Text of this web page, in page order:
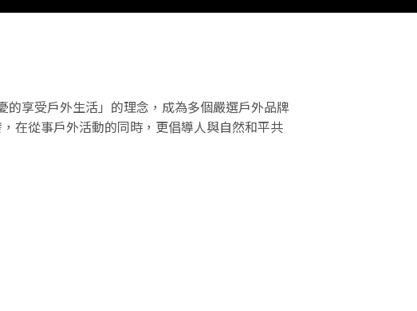
享受戶外生活」的理念，成為多個嚴選戶外品牌
在從事戶外活動的同時，更倡導人與自然和平共